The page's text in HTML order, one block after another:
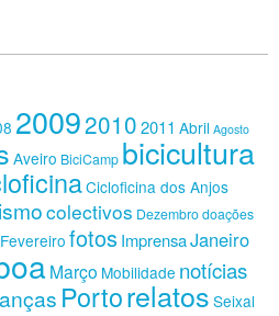
200920102011 Abril Agosto
Aveiro BiciCamp bicicultura
Cicloficina dos Anjos
colectivos Dezembrodoações
Fevereiro fotos ImprensaJaneiro
Março Mobilidade notícias
Portorelatos Seixal